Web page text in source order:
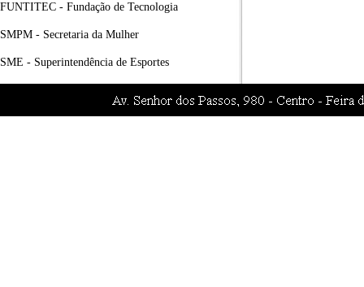
FUNTITEC - Fundação de Tecnologia
SMPM - Secretaria da Mulher
SME - Superintendência de Esportes